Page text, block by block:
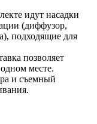
идут насадки
(диффузор,
подходящие для
позволяет
месте.
и съемный